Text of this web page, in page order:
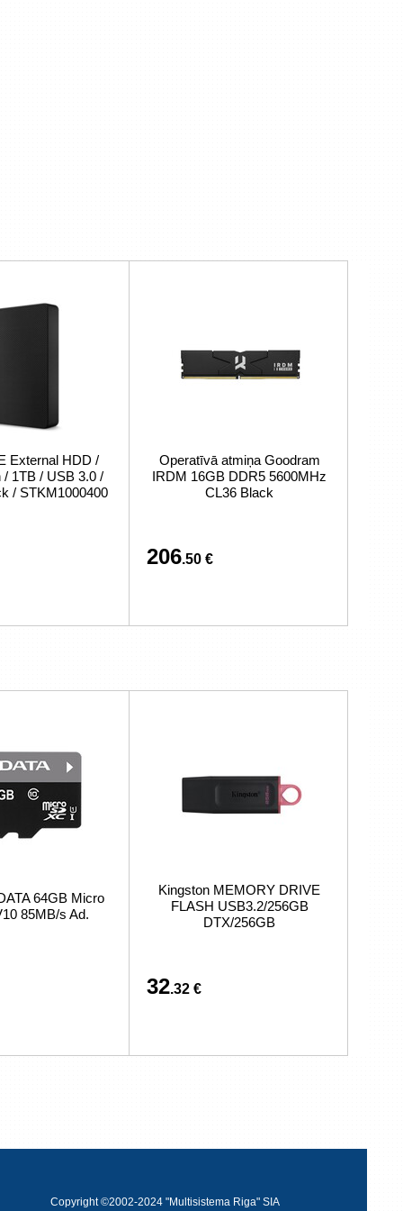
External HDD /
1TB / USB 3.0 /
/ STKM1000400
Operatīvā atmiņa Goodram
IRDM 16GB DDR5 5600MHz
CL36 Black
206.50 €
64GB Micro
85MB/s Ad.
Kingston MEMORY DRIVE
FLASH USB3.2/256GB
DTX/256GB
32.32 €
Copyright ©2002-2024 "Multisistema Riga" SIA